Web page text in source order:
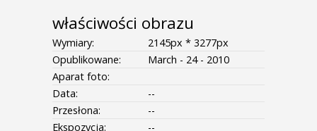
właściwości obrazu
Wymiary:
2145px * 3277px
Opublikowane:
March - 24 - 2010
Aparat foto:
Data:
--
Przesłona:
--
Ekspozycja:
--